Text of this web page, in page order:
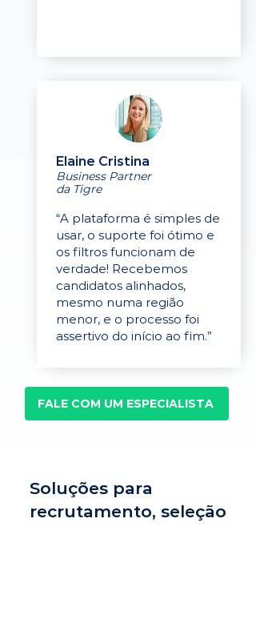
Elaine Cristina
Business Partner
da Tigre
“A plataforma é simples de
usar, o suporte foi ótimo e
os filtros funcionam de
verdade! Recebemos
candidatos alinhados,
mesmo numa região
menor, e o processo foi
assertivo do início ao fim.”
FALE COM UM ESPECIALISTA
Soluções para
recrutamento, seleção